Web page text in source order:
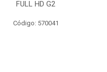
FULL HD G2
Código: 570041